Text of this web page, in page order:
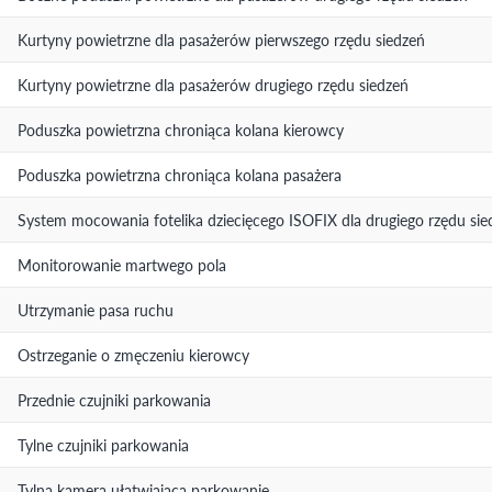
Kurtyny powietrzne dla pasażerów pierwszego rzędu siedzeń
Kurtyny powietrzne dla pasażerów drugiego rzędu siedzeń
Poduszka powietrzna chroniąca kolana kierowcy
Poduszka powietrzna chroniąca kolana pasażera
System mocowania fotelika dziecięcego ISOFIX dla drugiego rzędu
Monitorowanie martwego pola
Utrzymanie pasa ruchu
Ostrzeganie o zmęczeniu kierowcy
Przednie czujniki parkowania
Tylne czujniki parkowania